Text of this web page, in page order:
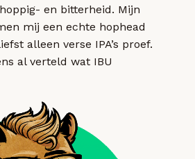
en bitterheid. Mijn
mij een echte hophead
alleen verse IPA’s proef.
al verteld wat IBU